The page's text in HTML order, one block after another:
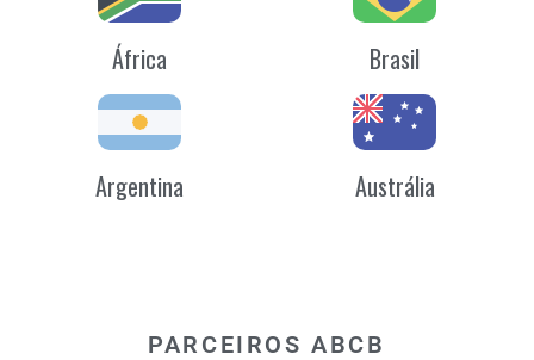
África Brasil
Argentina Austrália
PARCEIROS ABCB